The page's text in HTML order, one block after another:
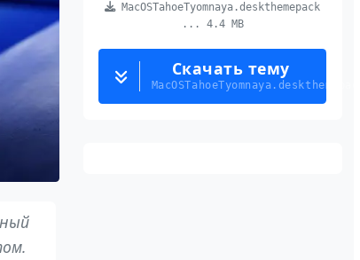
MacOSTahoeTyomnaya.deskthemepack
... 4.4 MB
Скачать тему
MacOSTahoeTyomnaya.deskthemepack